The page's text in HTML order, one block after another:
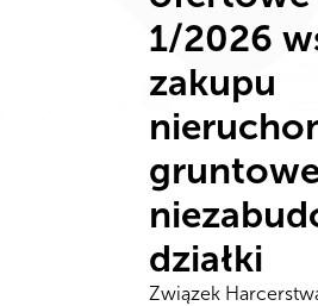
1/2026
zakupu
działki
Związek